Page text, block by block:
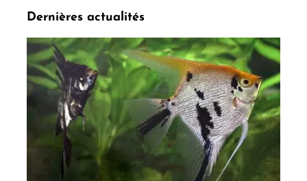
Dernières actualités